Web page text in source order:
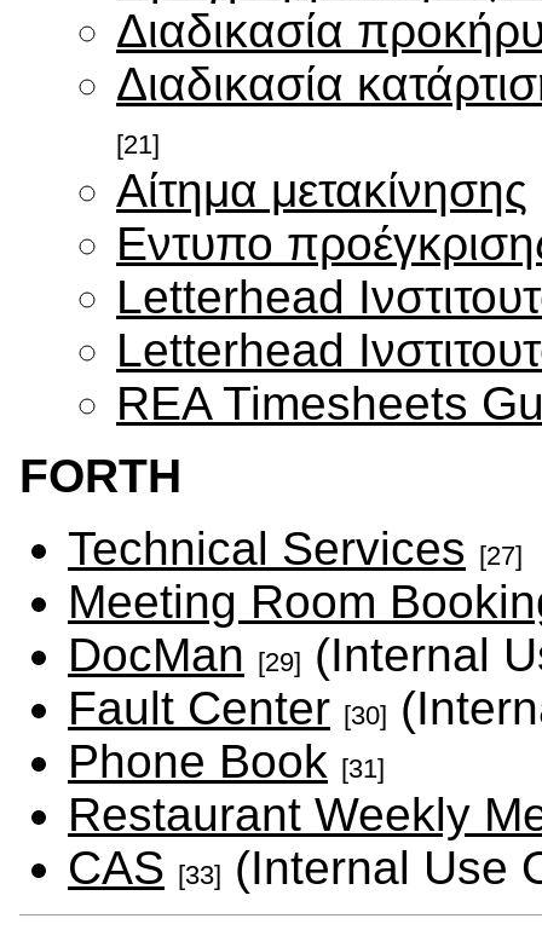
Διαδικασία
Διαδικασία
[21]
Αίτημα μετακίνησης
Εντυπο
Letterhead
Letterhead
REA Timesheets
FORTH
Technical Services [27]
Meeting Room
DocMan [29] (Internal
Fault Center [30]
Phone Book [31]
Restaurant Weekly
CAS [33] (Internal Use